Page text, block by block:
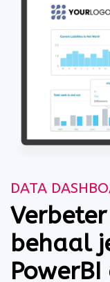
DATA
behaal
PowerBI